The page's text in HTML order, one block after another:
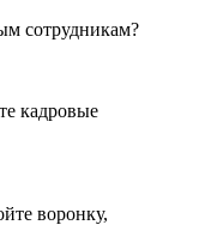
сотрудникам?
кадровые
воронку,